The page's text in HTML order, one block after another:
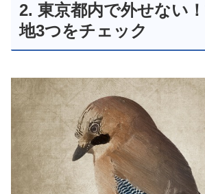
2. 東京都内で外せない
地3つをチェック